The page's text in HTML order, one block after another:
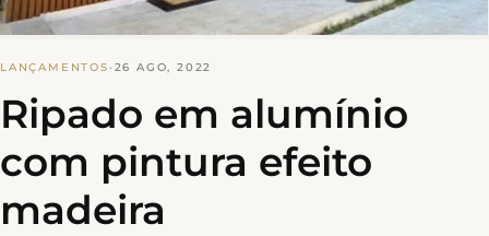
LANÇAMENTOS· 26 AGO, 2022
Ripado em alumínio
com pintura efeito
madeira